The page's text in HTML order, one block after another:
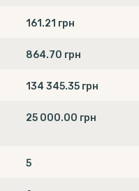
161.21 грн
864.70 грн
134 345.35 грн
25 000.00 грн
5